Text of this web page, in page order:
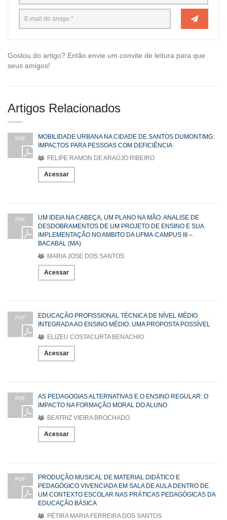
Gostou do artigo? Então envie um convite de leitura para que
seus amigos!
Artigos Relacionados
PDF
MOBILIDADE URBANA NA CIDADE DE SANTOS DUMONT/MG:
IMPACTOS PARA PESSOAS COM DEFICIÊNCIA
FELIPE RAMON DE ARAÚJO RIBEIRO
Acessar
PDF
UM IDEIA NA CABEÇA, UM PLANO NA MÃO: ANALISE DE
DESDOBRAMENTOS DE UM PROJETO DE ENSINO E SUA
IMPLEMENTAÇÃO NO AMBITO DA UFMA-CAMPUS III –
BACABAL (MA)
MARIA JOSE DOS SANTOS
Acessar
PDF
EDUCAÇÃO PROFISSIONAL TÉCNICA DE NÍVEL MÉDIO
INTEGRADA AO ENSINO MÉDIO: UMA PROPOSTA POSSÍVEL
ELIZEU COSTACURTA BENACHIO
Acessar
PDF
AS PEDAGOGIAS ALTERNATIVAS E O ENSINO REGULAR: O
IMPACTO NA FORMAÇÃO MORAL DO ALUNO
BEATRIZ VIEIRA BROCHADO
Acessar
PDF
PRODUÇÃO MUSICAL DE MATERIAL DIDÁTICO E
PEDAGÓGICO VIVENCIADA EM SALA DE AULA DENTRO DE
UM CONTEXTO ESCOLAR NAS PRÁTICAS PEDAGÓGICAS DA
EDUCAÇÃO BÁSICA
PÉTIRA MARIA FERREIRA DOS SANTOS